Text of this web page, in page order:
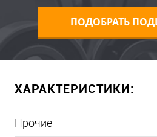
ПОДОБРАТЬ
ХАРАКТЕРИСТИКИ:
Прочие